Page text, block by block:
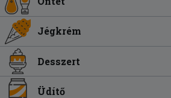
Jégkrém
Desszert
Üdítő